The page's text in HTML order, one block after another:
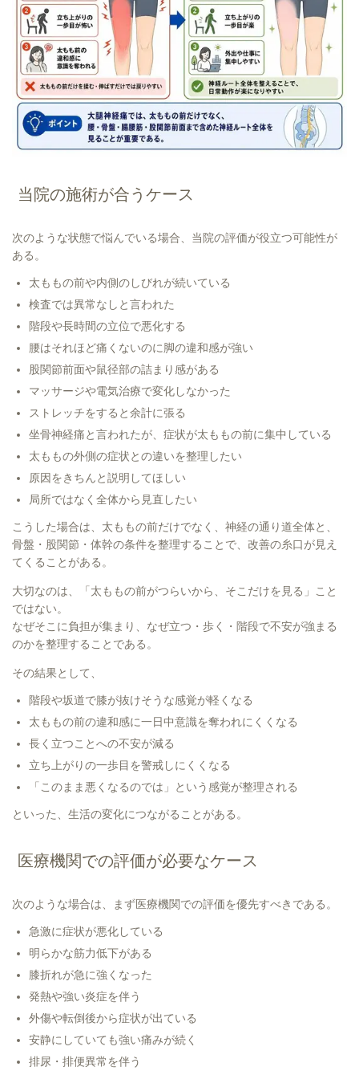
当院の施術が合うケース
次のような状態で悩んでいる場合、当院の評価が役立つ可能性が
ある。
太ももの前や内側のしびれが続いている
検査では異常なしと言われた
階段や長時間の立位で悪化する
腰はそれほど痛くないのに脚の違和感が強い
股関節前面や鼠径部の詰まり感がある
マッサージや電気治療で変化しなかった
ストレッチをすると余計に張る
坐骨神経痛と言われたが、症状が太ももの前に集中している
太ももの外側の症状との違いを整理したい
原因をきちんと説明してほしい
局所ではなく全体から見直したい
こうした場合は、太ももの前だけでなく、神経の通り道全体と、
骨盤・股関節・体幹の条件を整理することで、改善の糸口が見え
てくることがある。
大切なのは、「太ももの前がつらいから、そこだけを見る」こと
ではない。
なぜそこに負担が集まり、なぜ立つ・歩く・階段で不安が強まる
のかを整理することである。
その結果として、
階段や坂道で膝が抜けそうな感覚が軽くなる
太ももの前の違和感に一日中意識を奪われにくくなる
長く立つことへの不安が減る
立ち上がりの一歩目を警戒しにくくなる
「このまま悪くなるのでは」という感覚が整理される
といった、生活の変化につながることがある。
医療機関での評価が必要なケース
次のような場合は、まず医療機関での評価を優先すべきである。
急激に症状が悪化している
明らかな筋力低下がある
膝折れが急に強くなった
発熱や強い炎症を伴う
外傷や転倒後から症状が出ている
安静にしていても強い痛みが続く
排尿・排便異常を伴う